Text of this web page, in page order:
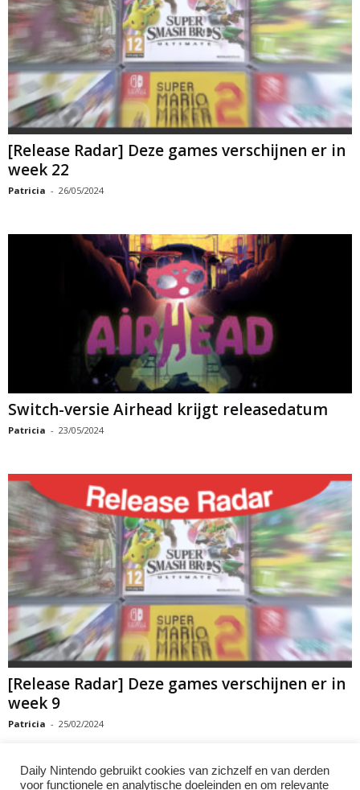
[Release Radar] Deze games verschijnen er in
week 22
Patricia - 26/05/2024
Switch-versie Airhead krijgt releasedatum
Patricia - 23/05/2024
[Release Radar] Deze games verschijnen er in
week 9
Patricia - 25/02/2024
Daily Nintendo gebruikt cookies van zichzelf en van derden
voor functionele en analytische doeleinden en om relevante